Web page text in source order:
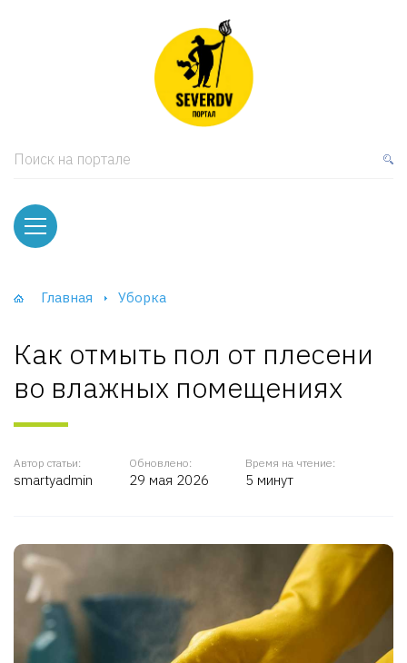
Поиск на портале
Главная Уборка
Как отмыть пол от плесени
во влажных помещениях
Автор статьи:
smartyadmin
Обновлено:
29 мая 2026
Время на чтение:
5 минут
и тумбы